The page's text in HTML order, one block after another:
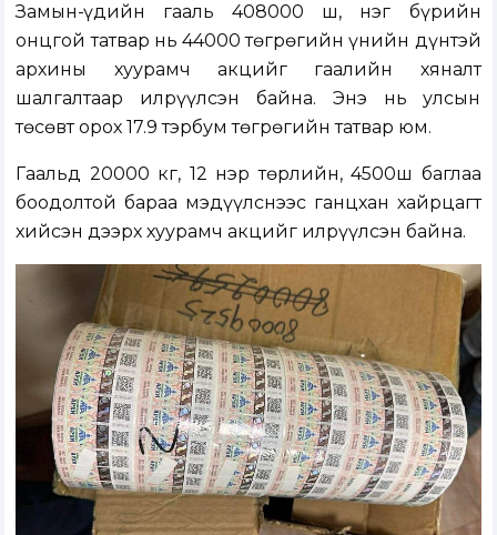
Замын-Үүдийн гааль 408000 ш, нэг бүрийн
онцгой татвар нь 44000 төгрөгийн үнийн дүнтэй
архины хуурамч акцийг гаалийн хяналт
шалгалтаар илрүүлсэн байна. Энэ нь улсын
төсөвт орох 17.9 тэрбум төгрөгийн татвар юм.
Гаальд 20000 кг, 12 нэр төрлийн, 4500ш баглаа
боодолтой бараа мэдүүлснээс ганцхан хайрцагт
хийсэн дээрх хуурамч акцийг илрүүлсэн байна.